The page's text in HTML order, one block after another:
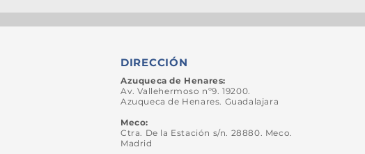
DIRECCIÓN
Azuqueca de Henares:
Av. Vallehermoso nº9. 19200.
Azuqueca de Henares. Guadalajara
Meco:
Ctra. De la Estación s/n. 28880. Meco.
Madrid